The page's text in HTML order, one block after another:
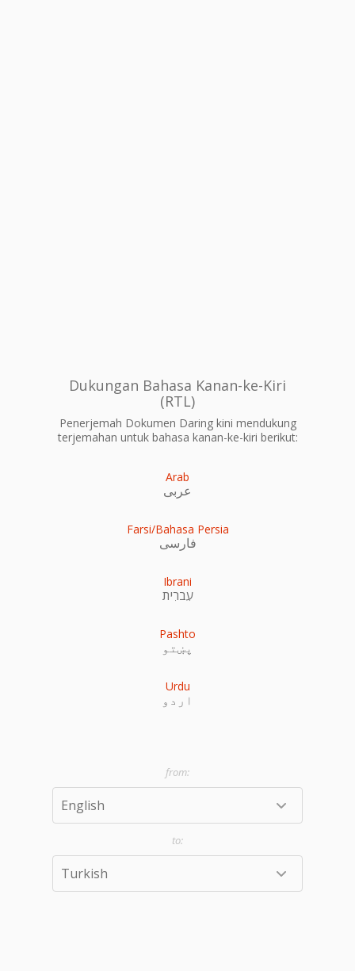
Dukungan Bahasa Kanan-ke-Kiri
(RTL)
Penerjemah Dokumen Daring kini mendukung
terjemahan untuk bahasa kanan-ke-kiri berikut:
Arab
عربى
Farsi/Bahasa Persia
فارسی
Ibrani
עִברִית
Pashto
پښتو
Urdu
اردو